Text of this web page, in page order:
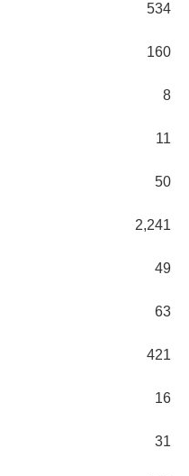
534
160
8
11
50
2,241
49
63
421
16
31